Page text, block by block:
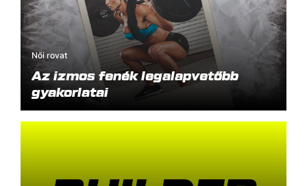
Női rovat
Az izmos fenék legalapvetőbb
gyakorlatai